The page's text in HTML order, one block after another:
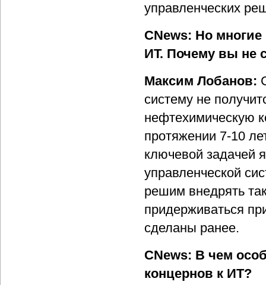
управленческих
CNews: Но
ИТ. Почему вы не
Максим Лобанов:
систему не
нефтехимическую
протяжении 7-10
ключевой задачей
управленческой
решим внедрять
придерживаться
сделаны ранее.
CNews: В чем
концернов к ИТ?